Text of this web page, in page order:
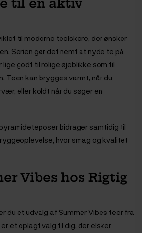
til en aktiv
til moderne teelskere, der ønsker
Serien gør det nemt at nyde te på
lige godt til rolige øjeblikke som til
Teen kan brygges varmt, når du
eller koldt når du søger en
bidrager samtidig til
hvor smag og kvalitet
Vibes hos Rigtig
du et udvalg af Summer Vibes teer fra
et oplagt valg til dig, der elsker